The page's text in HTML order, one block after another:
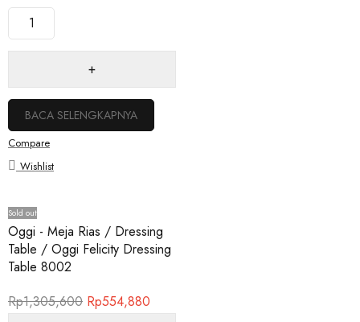
BACA SELENGKAPNYA
Compare
Wishlist
Sold out
Oggi - Meja Rias / Dressing
Table / Oggi Felicity Dressing
Table 8002
Rp1,305,600 Rp554,880